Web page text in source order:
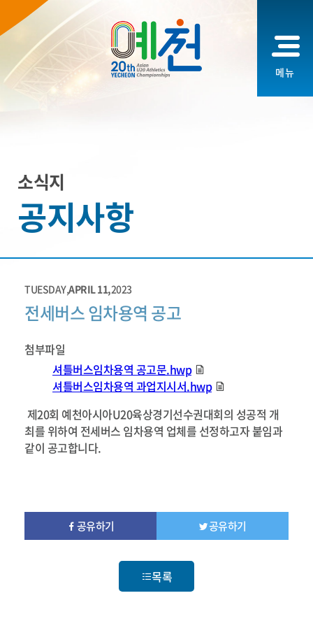
메뉴
소식지
공지사항
TUESDAY,APRIL 11,2023
전세버스 임차용역 공고
첨부파일
셔틀버스임차용역 공고문.hwp
셔틀버스임차용역 과업지시서.hwp
제20회 예천아시아U20육상경기선수권대회의 성공적 개
최를 위하여 전세버스 임차용역 업체를 선정하고자 붙임과
같이 공고합니다.
공유하기 공유하기
목록